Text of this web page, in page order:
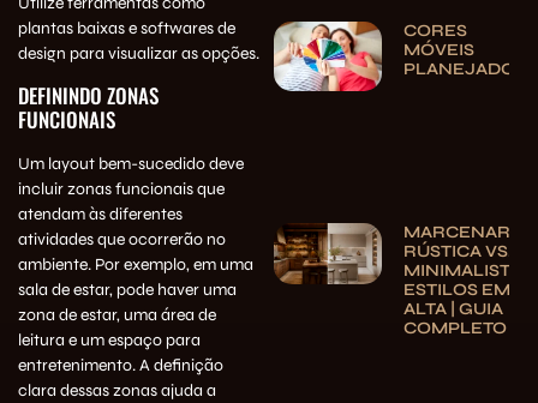
plantas baixas e softwares de
design para visualizar as opções.
DEFININDO ZONAS
FUNCIONAIS
Um layout bem-sucedido deve
incluir zonas funcionais que
atendam às diferentes
atividades que ocorrerão no
ambiente. Por exemplo, em uma
sala de estar, pode haver uma
zona de estar, uma área de
leitura e um espaço para
entretenimento. A definição
clara dessas zonas ajuda a
CORES
MÓVEIS
PLANEJADOS
MARCENARIA
RÚSTICA VS.
MINIMALISTA:
ESTILOS EM
ALTA | GUIA
COMPLETO